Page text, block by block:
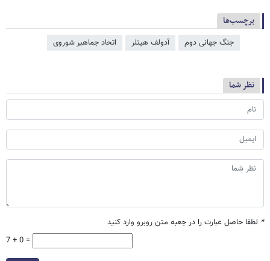
برچسب‌ها
جنگ جهانی دوم آدولف هیتلر اتحاد جماهیر شوروی
نظر شما
* لطفا حاصل عبارت را در جعبه متن روبرو وارد کنید
7 + 0 =